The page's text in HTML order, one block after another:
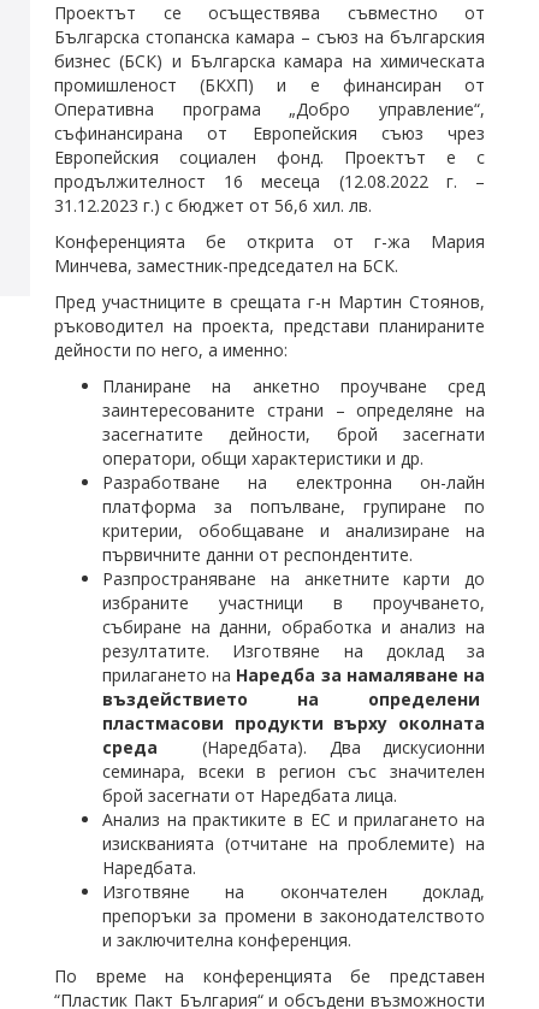
Проектът се осъществява съвместно от
Българска стопанска камара – съюз на българския
бизнес (БСК) и Българска камара на химическата
промишленост (БКХП) и е финансиран от
Оперативна програма „Добро управление“,
съфинансирана от Европейския съюз чрез
Европейския социален фонд. Проектът е с
продължителност 16 месеца (12.08.2022 г. –
31.12.2023 г.) с бюджет от 56,6 хил. лв.
Конференцията бе открита от г-жа Мария
Минчева, заместник-председател на БСК.
Пред участниците в срещата г-н Мартин Стоянов,
ръководител на проекта, представи планираните
дейности по него, а именно:
Планиране на анкетно проучване сред
заинтересованите страни – определяне на
засегнатите дейности, брой засегнати
оператори, общи характеристики и др.
Разработване на електронна он-лайн
платформа за попълване, групиране по
критерии, обобщаване и анализиране на
първичните данни от респондентите.
Разпространяване на анкетните карти до
избраните участници в проучването,
събиране на данни, обработка и анализ на
резултатите. Изготвяне на доклад за
прилагането на Наредба за намаляване на
въздействието на определени
пластмасови продукти върху околната
среда (Наредбата). Два дискусионни
семинара, всеки в регион със значителен
брой засегнати от Наредбата лица.
Анализ на практиките в ЕС и прилагането на
изискванията (отчитане на проблемите) на
Наредбата.
Изготвяне на окончателен доклад,
препоръки за промени в законодателството
и заключителна конференция.
По време на конференцията бе представен
“Пластик Пакт България“ и обсъдени възможности